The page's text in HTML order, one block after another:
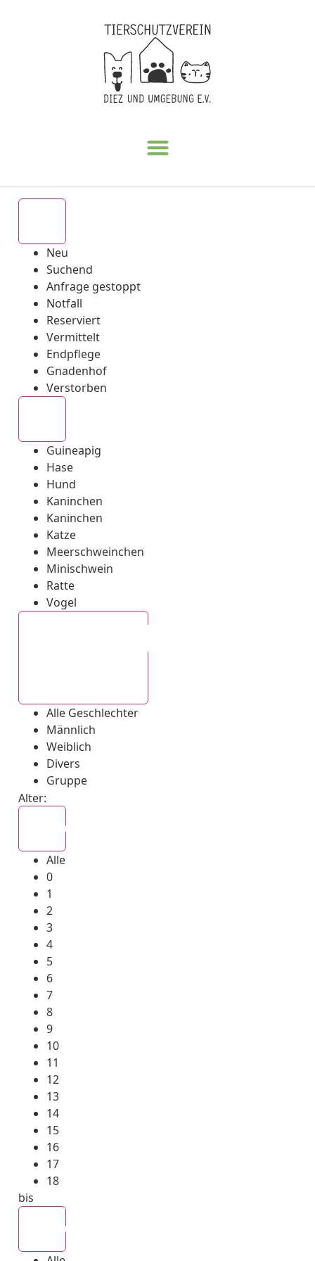
Neu
Suchend
Anfrage gestoppt
Notfall
Reserviert
Vermittelt
Endpflege
Gnadenhof
Verstorben
Guineapig
Hase
Hund
Kaninchen
Kaninchen
Katze
Meerschweinchen
Minischwein
Ratte
Vogel
Alle Geschlechter
Männlich
Weiblich
Divers
Gruppe
Alter:
Alle
0
1
2
3
4
5
6
7
8
9
10
11
12
13
14
15
16
17
18
bis